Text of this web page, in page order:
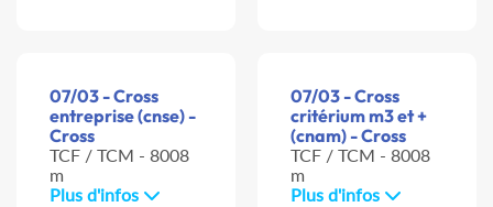
07/03 - Cross
entreprise (cnse) -
Cross
TCF / TCM - 8008
m
Plus d'infos
07/03 - Cross
critérium m3 et +
(cnam) - Cross
TCF / TCM - 8008
m
Plus d'infos